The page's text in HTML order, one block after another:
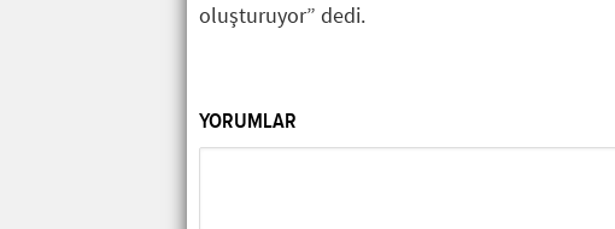
oluşturuyor” dedi.
YORUMLAR